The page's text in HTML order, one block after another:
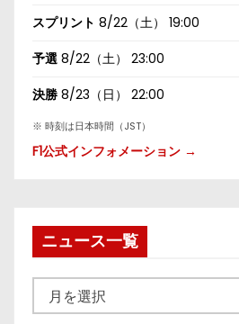
スプリント 8/22（土） 19:00
予選 8/22（土） 23:00
決勝 8/23（日） 22:00
※ 時刻は日本時間（JST）
F1公式インフォメーション →
ニュース一覧
ュ